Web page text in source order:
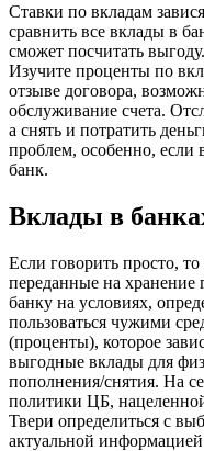
Ставки по вкладам
сравнить все вклады в
сможет посчитать
Изучите проценты по
отзыве договора,
обслуживание счета.
а снять и потратить
проблем, особенно,
банк.
Вклады в
Если говорить просто,
переданные на хранение
банку на условиях,
пользоваться чужими
(проценты), которое
выгодные вклады для
пополнения/снятия. На
политики ЦБ,
Твери определиться с
актуальной